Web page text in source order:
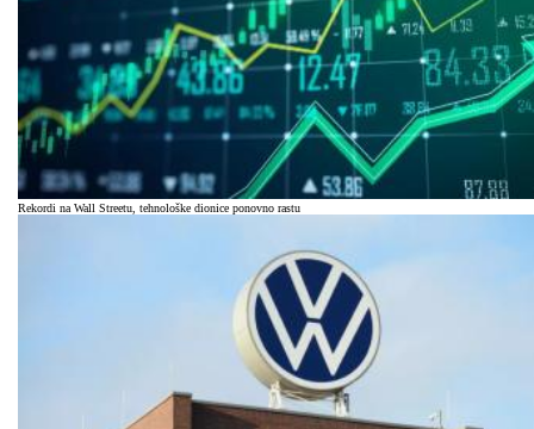
Rekordi na Wall Streetu, tehnološke dionice ponovno rastu